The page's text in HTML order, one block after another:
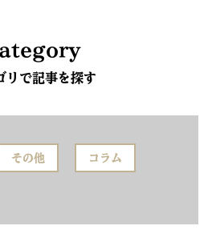
リで記事を探す
その他 コラム